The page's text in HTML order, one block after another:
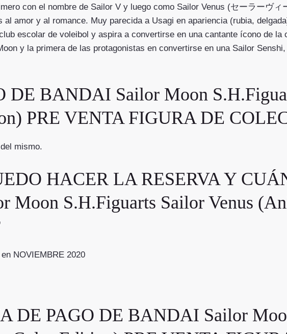
con el nombre de Sailor V y luego como Sailor Venus (セーラーヴィ
amor y al romance. Muy parecida a Usagi en apariencia (rubia,
escolar de voleibol y aspira a convertirse en una cantante ícono de
y la primera de las protagonistas en convertirse en una Sailor
DE BANDAI Sailor Moon
PRE VENTA FIGURA DE
mismo.
HACER LA RESERVA Y
S.H.Figuarts Sailor Venus
NOVIEMBRE 2020
DE PAGO DE BANDAI Sailor